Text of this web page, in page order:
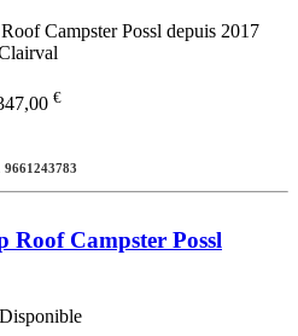
€
9661243783
Roof Campster Possl